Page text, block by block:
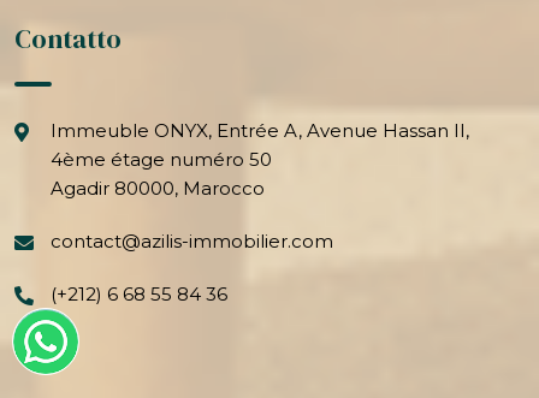
Contatto
Immeuble ONYX, Entrée A, Avenue Hassan II,
4ème étage numéro 50
Agadir 80000, Marocco
contact@azilis-immobilier.com
(+212) 6 68 55 84 36